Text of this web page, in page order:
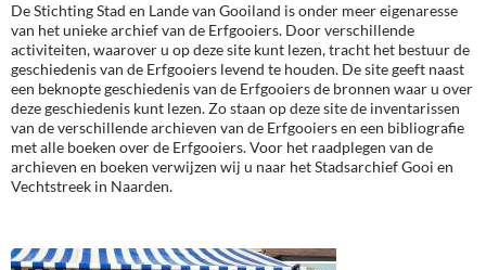
De Stichting Stad en Lande van Gooiland is onder meer eigenaresse
van het unieke archief van de Erfgooiers. Door verschillende
activiteiten, waarover u op deze site kunt lezen, tracht het bestuur de
geschiedenis van de Erfgooiers levend te houden. De site geeft naast
een beknopte geschiedenis van de Erfgooiers de bronnen waar u over
deze geschiedenis kunt lezen. Zo staan op deze site de inventarissen
van de verschillende archieven van de Erfgooiers en een bibliografie
met alle boeken over de Erfgooiers. Voor het raadplegen van de
archieven en boeken verwijzen wij u naar het Stadsarchief Gooi en
Vechtstreek in Naarden.